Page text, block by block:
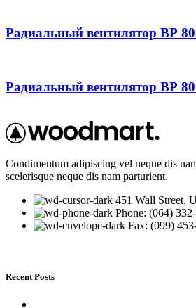
Радиальный вентилятор ВР
Радиальный вентилятор ВР
Condimentum adipiscing vel neque dis
scelerisque neque dis nam parturient.
451 Wall Street,
Phone: (064)
Fax: (099)
Recent Posts